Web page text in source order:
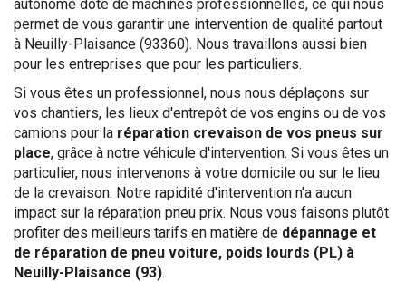
autonome doté de machines professionnelles, ce qui nous
permet de vous garantir une intervention de qualité partout
à Neuilly-Plaisance (93360). Nous travaillons aussi bien
pour les entreprises que pour les particuliers.
Si vous êtes un professionnel, nous nous déplaçons sur
vos chantiers, les lieux d'entrepôt de vos engins ou de vos
camions pour la réparation crevaison de vos pneus sur
place, grâce à notre véhicule d'intervention. Si vous êtes un
particulier, nous intervenons à votre domicile ou sur le lieu
de la crevaison. Notre rapidité d'intervention n'a aucun
impact sur la réparation pneu prix. Nous vous faisons plutôt
profiter des meilleurs tarifs en matière de dépannage et
de réparation de pneu voiture, poids lourds (PL) à
Neuilly-Plaisance (93).